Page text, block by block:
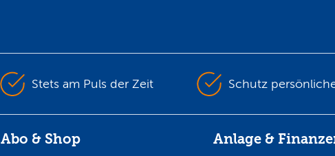
Stets am Puls der Zeit Schutz
Abo & Shop Anlage &